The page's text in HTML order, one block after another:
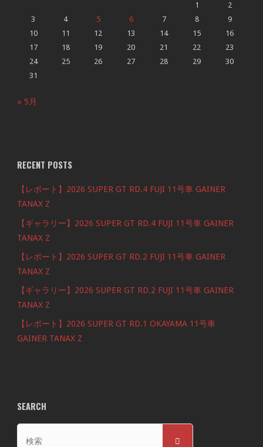
1
2
3
4 5 6 7 8
9
10
11 12 13 14 15
16
17
18 19 20 21 22
23
24
25 26 27 28 29
30
31
« 5月
RECENT POSTS
【レポート】2026 SUPER GT RD.4 FUJI 11号車 GAINER
TANAX Z
【ギャラリー】2026 SUPER GT RD.4 FUJI 11号車 GAINER
TANAX Z
【レポート】2026 SUPER GT RD.2 FUJI 11号車 GAINER
TANAX Z
【ギャラリー】2026 SUPER GT RD.2 FUJI 11号車 GAINER
TANAX Z
【レポート】2026 SUPER GT RD.1 OKAYAMA 11号車
GAINER TANAX Z
SEARCH
検